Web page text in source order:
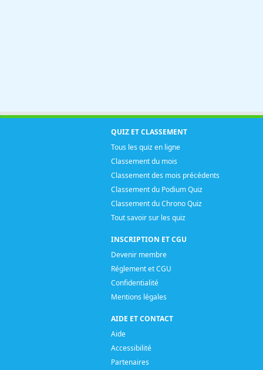
QUIZ ET CLASSEMENT
Tous les quiz en ligne
Classement du mois
Classement des mois précédents
Classement du Podium Quiz
Classement du Chrono Quiz
Tout savoir sur les quiz
INSCRIPTION ET CGU
Devenir membre
Réglement et CGU
Confidentialité
Mentions légales
AIDE ET CONTACT
Aide
Accessibilité
Partenaires